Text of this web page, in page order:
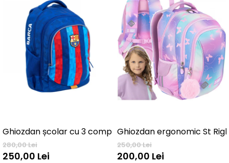
280,00 Lei
250,00 Lei
Ghiozdan ergonomic St
250,00 Lei
200,00 Lei